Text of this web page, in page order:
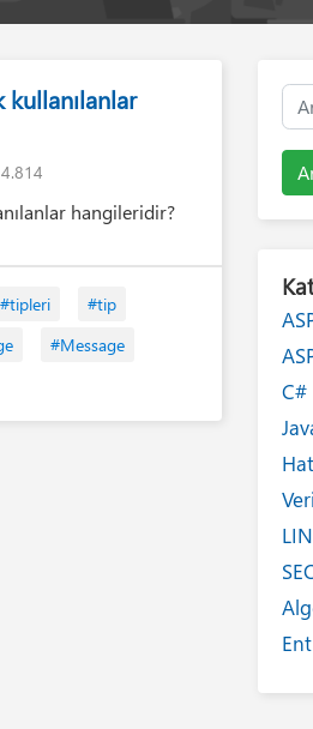
kullanılanlar
hangileridir?
#tipleri
#tip
#Message
C#